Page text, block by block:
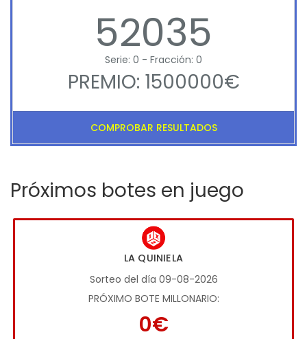
52035
Serie: 0 - Fracción: 0
PREMIO: 1500000€
COMPROBAR RESULTADOS
Próximos botes en juego
LA QUINIELA
Sorteo del día 09-08-2026
PRÓXIMO BOTE MILLONARIO:
0€